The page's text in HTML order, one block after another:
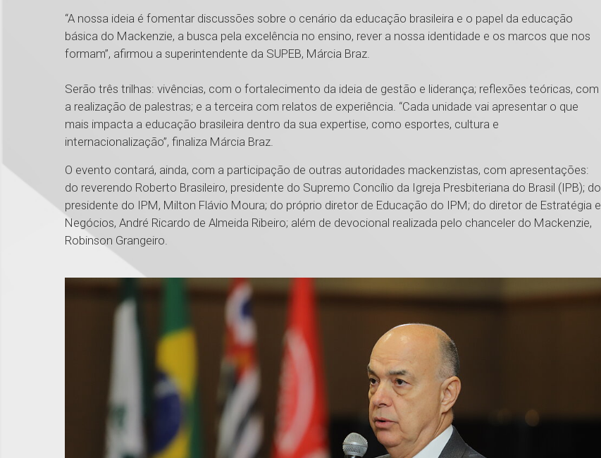
“A nossa ideia é fomentar discussões sobre o cenário da educação brasileira e o papel da educação
básica do Mackenzie, a busca pela excelência no ensino, rever a nossa identidade e os marcos que nos
formam”, afirmou a superintendente da SUPEB, Márcia Braz.
Serão três trilhas: vivências, com o fortalecimento da ideia de gestão e liderança; reflexões teóricas, com
a realização de palestras; e a terceira com relatos de experiência. “Cada unidade vai apresentar o que
mais impacta a educação brasileira dentro da sua expertise, como esportes, cultura e
internacionalização”, finaliza Márcia Braz.
O evento contará, ainda, com a participação de outras autoridades mackenzistas, com apresentações:
do reverendo Roberto Brasileiro, presidente do Supremo Concílio da Igreja Presbiteriana do Brasil (IPB); do
presidente do IPM, Milton Flávio Moura; do próprio diretor de Educação do IPM; do diretor de Estratégia e
Negócios, André Ricardo de Almeida Ribeiro; além de devocional realizada pelo chanceler do Mackenzie,
Robinson Grangeiro.